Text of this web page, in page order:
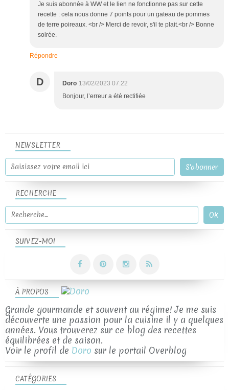
Je suis abonnée à WW et le lien ne fonctionne pas sur cette
recette : cela nous donne 7 points pour un gateau de pommes
de terre poireaux. <br /> Merci de revoir, s'il te plait.<br /> Bonne
soirée.
Répondre
D Doro 13/02/2023 07:22
Bonjour, l’erreur a été rectifiée
NEWSLETTER
SUIVEZ-MOI
RECHERCHE
À PROPOS
Grande gourmande et souvent au régime! Je me suis
découverte une passion pour la cuisine il y a quelques
années. Vous trouverez sur ce blog des recettes
équilibrées et de saison.
Voir le profil de Doro sur le portail Overblog
CATÉGORIES